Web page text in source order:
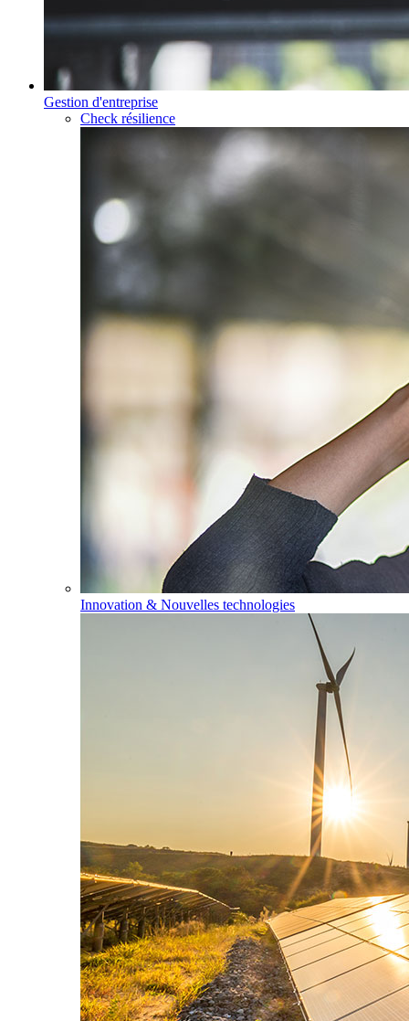
Gestion d'entreprise
Check résilience
Innovation & Nouvelles technologies